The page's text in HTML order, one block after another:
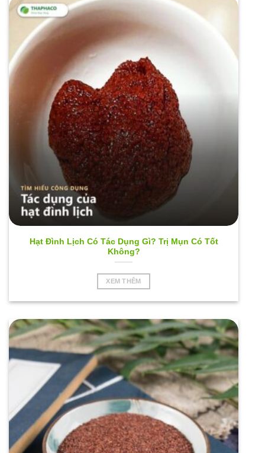
Hạt Đình Lịch Có Tác Dụng Gì? Trị Mụn Có Tốt
Không?
XEM THÊM